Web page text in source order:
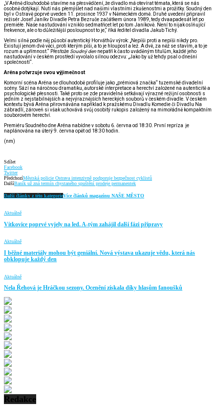
„V Aréně dlouhodobě stavíme na přesvědčení, že divadlo má otevírat témata, která se nás
osobně dotýkají. Nutí nás přemýšlet nad našimi vlastními zkušenostmi a prožitky. Soudný den
byl v Ostravě poprvé uveden 11. prosince 1937 v Německém domě. Druhé uvedení připravil
režisér Josef Janíkv Divadle Petra Bezruče začátkem února 1989, tedy dvaapadesát let po
premiéře. Naše nastudování vzniklo sedmatřicet let po tom Janíkově. Není to nijak oslňující
frekvence, ale o to důležitější posloupnost to je,“ říká ředitel divadla Jakub Tichý.
Velmi silně podle něj působí autentický Horváthův výrok: „Nepíši proti a nepíši nikdy pro.
Existují jenom dvě věci, proti kterým píši, a to je hloupost a lež. A dvě, za něž se stavím, a to je
rozum a upřímnost.“ Přestože Soudný den nepatří k často uváděným titulům, každé jeho
nastudování v českém prostředí vyvolalo silnou odezvu: „Jako by už tehdy psal o dnešní
společnosti“.
Aréna potvrzuje svou výjimečnost
Komorní scéna Aréna se dlouhodobě profiluje jako „prémiová značka“ tuzemské divadelní
scény. Sází na náročnou dramatiku, autorské interpretace a herectví založené na autenticitě a
psychologické přesnosti. Také proto se zde pravidelně setkávají výrazné režijní osobnosti s
jedním z nejstabilnějších a nejvýraznějších hereckých souborů v českém divadle. V českém
kontextu bývá Aréna přirovnávána například k pražskému Divadlu Komedie či Divadlu Na
zábradlí, zároveň si však uchovává svůj osobitý rukopis založený na mimořádně kompaktním
souborovém herectví.
Premiéru Soudného dne Aréna nabídne v sobotu 6. června od 18:30. První repríza je
naplánována na úterý 9. června opět od 18:30 hodin.
(nm)
Sdílet
Facebook
Twitter
PředchozíMěstská policie Ostrava intenzivně podporuje bezpečnost cyklistů
DalšíBaník už zná termín chystaného spuštění prodeje permanentek
Další články z této kategorieVíce článků magazínu NAŠE MĚSTO
Aktuálně
Vítkovice poprvé vyjely na led. A-tým zahájil další fázi přípravy
Aktuálně
I běžné materiály mohou být geniální. Nová výstava ukazuje vědu, která nás
obklopuje každý den
Aktuálně
Nela Řehová je Hráčkou sezony. Ocenění získala díky hlasům fanoušků
Redakce